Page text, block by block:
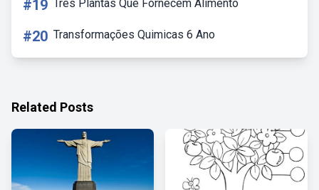
#19 Três Plantas Que Fornecem Alimento
#20 Transformações Quimicas 6 Ano
Related Posts